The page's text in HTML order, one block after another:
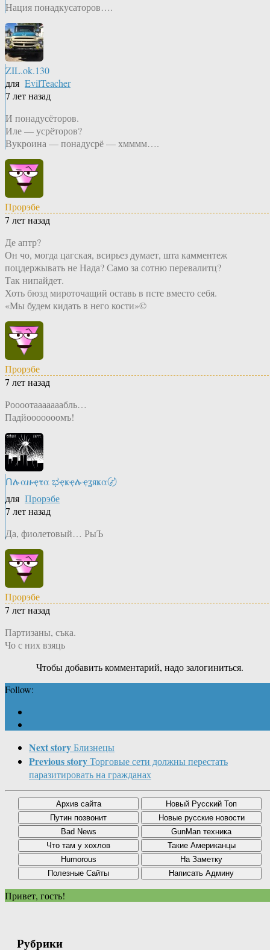
Нация понадкусаторов….
ZIL.ok.130
для EvilTeacher
7 лет назад
И понадусёторов.
Иле — усрёторов?
Вукроина — понадусрё — хмммм….
Прорэбе
7 лет назад
Де аптр?
Он чо, могда цагская, всирьез думает, шта камментеж
поцдержывать не Нада? Само за сотню перевалитц?
Так нипайдет.
Хоть бюзд мироточащий оставь в псте вместо себя.
«Мы будем кидать в него кости»©
Прорэбе
7 лет назад
Роооотааааааабль…
Падйооооооомъ!
Ոሉαዙҿτα ಭҿҝҿሉҿʓяҝα〄
для Прорэбе
7 лет назад
Да, фиолетовый… РыЪ
Прорэбе
7 лет назад
Партизаны, съка.
Чо с них взяць
Чтобы добавить комментарий, надо залогиниться.
Follow:
Next storyБлизнецы
Previous storyТорговые сети должны перестать
паразитировать на гражданах
Привет, гость!
Рубрики